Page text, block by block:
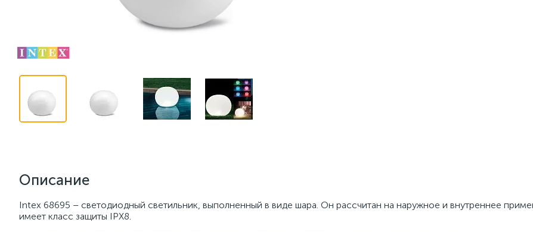
Описание
Intex 68695 – светодиодный светильник, выполненный в виде шара. Он рассчитан на наружное и внутреннее
имеет класс защиты IPX8.